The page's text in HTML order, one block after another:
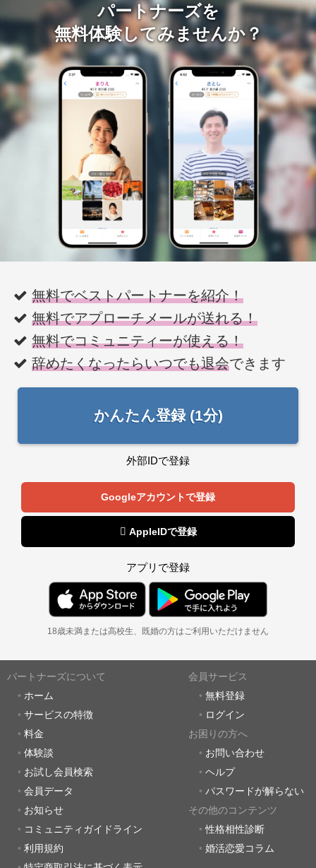
パートナーズを
無料体験してみませんか？
無料でベストパートナーを紹介！
無料でアプローチメールが送れる！
無料でコミュニティーが使える！
辞めたくなったらいつでも退会できます
かんたん登録 (1分)
外部IDで登録
Googleアカウントで登録
 AppleIDで登録
アプリで登録
18歳未満または高校生、既婚の方はご利用いただけません
パートナーズについて
ホーム
サービスの特徴
料金
体験談
お試し会員検索
会員データ
お知らせ
コミュニティガイドライン
利用規約
会員サービス
無料登録
ログイン
お困りの方へ
お問い合わせ
ヘルプ
パスワードが解らない
その他のコンテンツ
性格相性診断
婚活恋愛コラム